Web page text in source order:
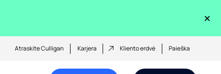
×
Atraskite Culligan Karjera Kliento erdvė Paieška